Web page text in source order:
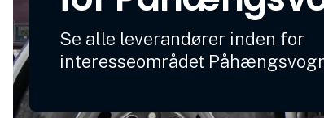
Se alle leverandører inden for
interesseområdet